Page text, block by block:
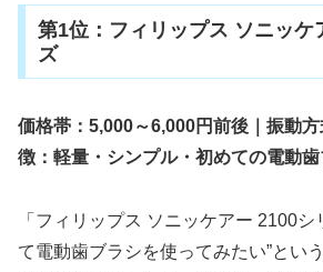
第1位：フィリップス ソニッケ
ズ
価格帯：5,000～6,000円前後｜振動
徴：軽量・シンプル・初めての電動
「フィリップス ソニッケアー 2100シ
て電動歯ブラシを使ってみたい”とい